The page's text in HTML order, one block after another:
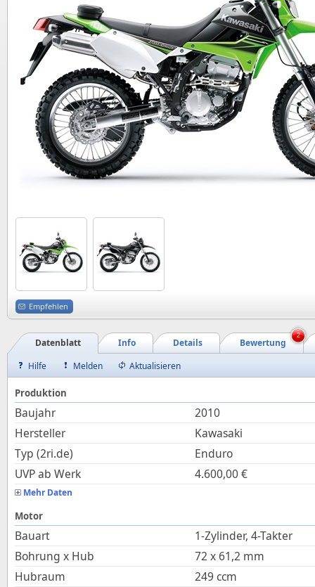
Empfehlen
Bewertung
Details
Info
Datenblatt
2
Hilfe Melden Aktualisieren
Produktion
Baujahr
2010
Hersteller
Kawasaki
Typ (2ri.de)
Enduro
UVP ab Werk
4.600,00€
Mehr Daten
Motor
Bauart
1-Zylinder, 4-Takter
Bohrung x Hub
72 x 61,2 mm
Hubraum
249 ccm